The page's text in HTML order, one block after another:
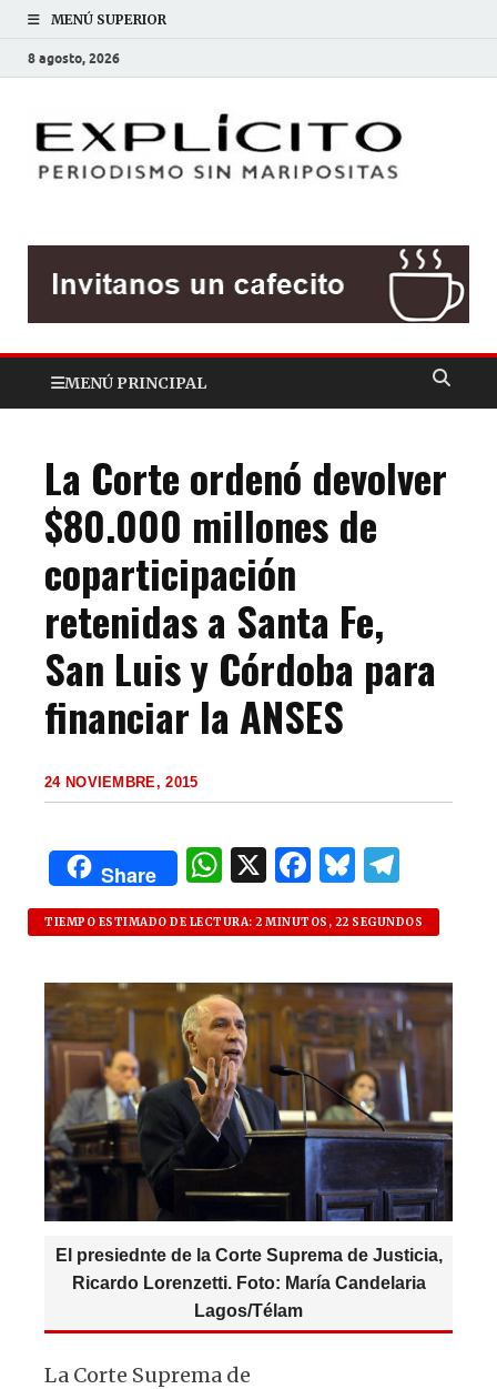
MENÚ SUPERIOR
8 agosto, 2026
MENÚ PRINCIPAL
La Corte ordenó devolver
$80.000 millones de
coparticipación
retenidas a Santa Fe,
San Luis y Córdoba para
financiar la ANSES
24 NOVIEMBRE, 2015
Share
W
h
at
s
A
p
p
X F
a
c
e
b
o
o
k
B
lu
es
k
y
el
e
g
ra
m
TIEMPO ESTIMADO DE LECTURA: 2 MINUTOS, 22 SEGUNDOS
El presiednte de la Corte Suprema de Justicia,
Ricardo Lorenzetti. Foto: María Candelaria
Lagos/Télam
La Corte Suprema de